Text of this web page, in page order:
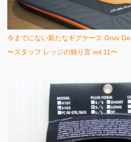
今までにない新たなギグケース Gruv
〜スタッフ レッジの独り言 vol.11〜